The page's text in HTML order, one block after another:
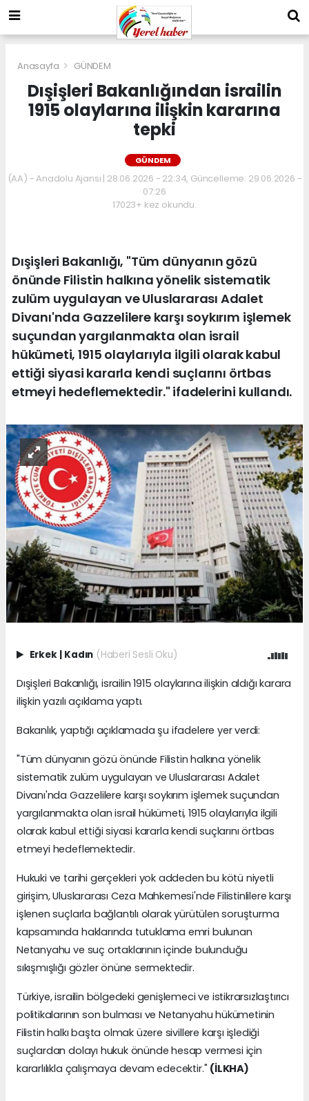
Anasayfa GÜNDEM
Dışişleri Bakanlığından israilin
1915 olaylarına ilişkin kararına
tepki
GÜNDEM
(AA) - Anadolu Ajansı | 28.06.2026 - 22:34, Güncelleme: 29.06.2026 -
07:26
17023+ kez okundu.
Dışişleri Bakanlığı, "Tüm dünyanın gözü
önünde Filistin halkına yönelik sistematik
zulüm uygulayan ve Uluslararası Adalet
Divanı'nda Gazzelilere karşı soykırım işlemek
suçundan yargılanmakta olan israil
hükümeti, 1915 olaylarıyla ilgili olarak kabul
ettiği siyasi kararla kendi suçlarını örtbas
etmeyi hedeflemektedir." ifadelerini kullandı.
Erkek | Kadın (Haberi Sesli Oku)
Dışişleri Bakanlığı, israilin 1915 olaylarına ilişkin aldığı karara
ilişkin yazılı açıklama yaptı.
Bakanlık, yaptığı açıklamada şu ifadelere yer verdi:
"Tüm dünyanın gözü önünde Filistin halkına yönelik
sistematik zulüm uygulayan ve Uluslararası Adalet
Divanı'nda Gazzelilere karşı soykırım işlemek suçundan
yargılanmakta olan israil hükümeti, 1915 olaylarıyla ilgili
olarak kabul ettiği siyasi kararla kendi suçlarını örtbas
etmeyi hedeflemektedir.
Hukuki ve tarihi gerçekleri yok addeden bu kötü niyetli
girişim, Uluslararası Ceza Mahkemesi'nde Filistinlilere karşı
işlenen suçlarla bağlantılı olarak yürütülen soruşturma
kapsamında haklarında tutuklama emri bulunan
Netanyahu ve suç ortaklarının içinde bulunduğu
sıkışmışlığı gözler önüne sermektedir.
Türkiye, israilin bölgedeki genişlemeci ve istikrarsızlaştırıcı
politikalarının son bulması ve Netanyahu hükümetinin
Filistin halkı başta olmak üzere sivillere karşı işlediği
suçlardan dolayı hukuk önünde hesap vermesi için
kararlılıkla çalışmaya devam edecektir." (İLKHA)